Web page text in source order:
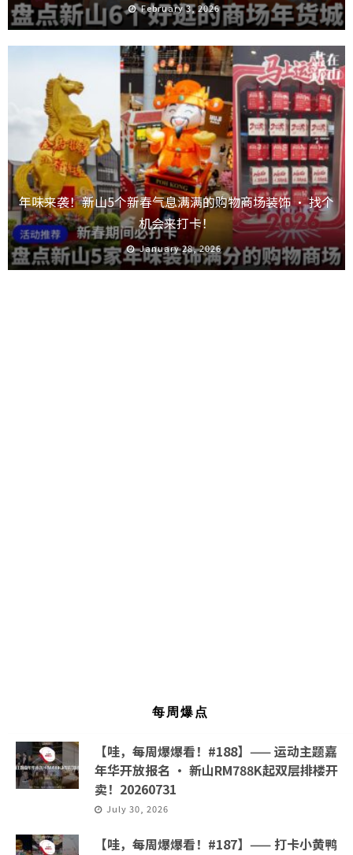
February 3, 2026
年味来袭！新山5个新春气息满满的购物商场装饰 · 找个
机会来打卡！
January 28, 2026
每周爆点
【哇，每周爆爆看！#188】—— 运动主题嘉
年华开放报名 · 新山RM788K起双层排楼开
卖！20260731
July 30, 2026
【哇，每周爆爆看！#187】—— 打卡小黄鸭